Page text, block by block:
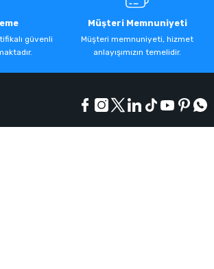
güvenli
Müşteri Memnuniyeti
Müşteri memnuniyeti, hizmet
anlayışımızın temelidir.